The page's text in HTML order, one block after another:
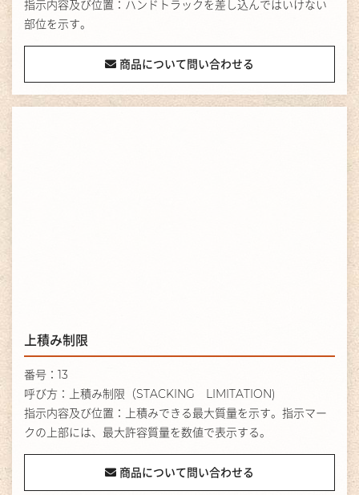
指示内容及び位置：ハンドトラックを差し込んではいけない
部位を示す。
商品について問い合わせる
上積み制限
番号：13
呼び方：上積み制限（STACKING LIMITATION)
指示内容及び位置：上積みできる最大質量を示す。指示マー
クの上部には、最大許容質量を数値で表示する。
商品について問い合わせる